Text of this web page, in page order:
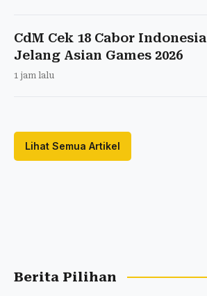
CdM Cek 18 Cabor Indonesia
Jelang Asian Games 2026
1 jam lalu
Lihat Semua Artikel
Berita Pilihan